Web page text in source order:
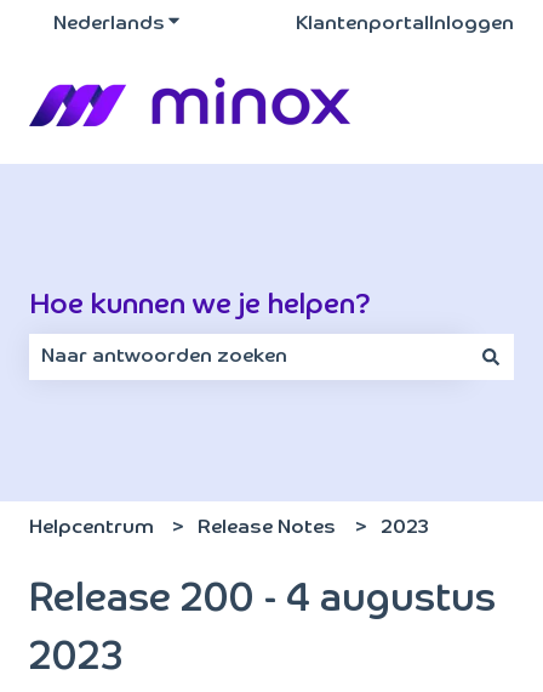
Nederlands Submenu tonen voor vertalingen
Klantenportal Inloggen
Hoe kunnen we je helpen?
Helpcentrum Release Notes 2023
Release 200 - 4 augustus
2023